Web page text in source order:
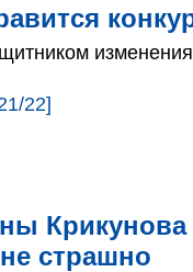
22]
Крикунова
страшно